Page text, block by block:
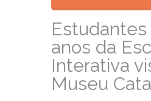
Estudantes
anos da
Interativa
Museu